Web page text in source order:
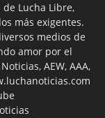
Lucha Libre,
más exigentes.
medios de
amor por el
AEW, AAA,